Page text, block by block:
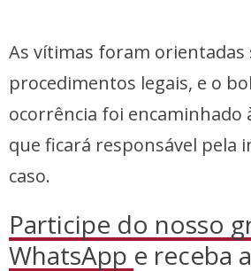
As vítimas foram orientadas
procedimentos legais, e o
ocorrência foi encaminhado
que ficará responsável pela
caso.
Participe do nosso
WhatsApp e receba